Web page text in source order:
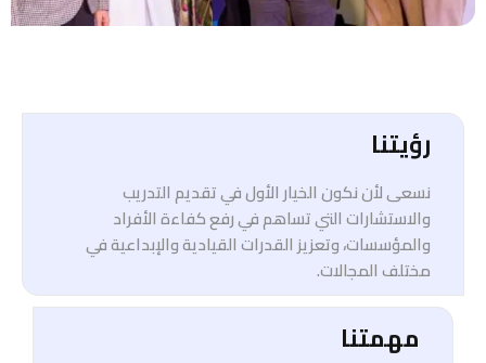
رؤيتنا
نسعى لأن نكون الخيار الأول في تقديم التدريب
والاستشارات التي تساهم في رفع كفاءة الأفراد
والمؤسسات، وتعزيز القدرات القيادية والإبداعية في
مختلف المجالات.
مهمتنا